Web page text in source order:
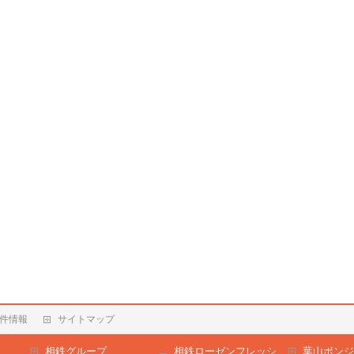
情報 サイトマップ
相鉄グループ 相鉄ローゼンフレッシ 葉山ボン